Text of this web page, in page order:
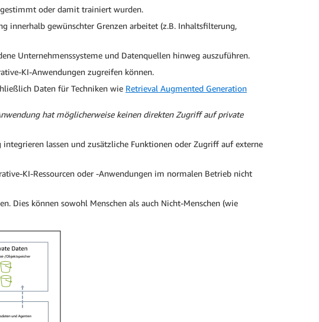
oder damit trainiert wurden.
innerhalb gewünschter Grenzen arbeitet (z.B. Inhaltsfilterung,
Unternehmenssysteme und Datenquellen hinweg auszuführen.
KI-Anwendungen zugreifen können.
Daten für Techniken wie Retrieval Augmented Generation
hat möglicherweise keinen direkten Zugriff auf private
lassen und zusätzliche Funktionen oder Zugriff auf externe
KI-Ressourcen oder -Anwendungen im normalen Betrieb nicht
Dies können sowohl Menschen als auch Nicht-Menschen (wie